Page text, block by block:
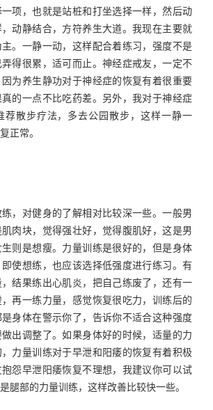
项，也就是站桩和打坐选择一样，然后动
动静结合，方符养生大道。我现在主要就
。一静一动，这样配合着练习，强度不是
得很累，适可而止。神经症戒友，一定不
为养生静功对于神经症的恢复有着很重要
的一点不比吃药差。另外，我对于神经症
荐散步疗法，多去公园散步，这样一静一
正常。
，对健身的了解相对比较深一些。一般男
肉块，觉得强壮好，觉得腹肌好，这是男
则是想瘦。力量训练是很好的，但是身体
使想练，也应该选择低强度进行练习。有
结果练出心肌炎，把自己练废了，还有一
再一练力量，感觉恢复很吃力，训练后的
身体在警示你了，告诉你不适合这种强度
出调整了。如果身体好的时候，适量的力
力量训练对于早泄和阳痿的恢复有着积极
怨早泄阳痿恢复不理想，我建议你可以试
腿部的力量训练，这样改善比较快一些。